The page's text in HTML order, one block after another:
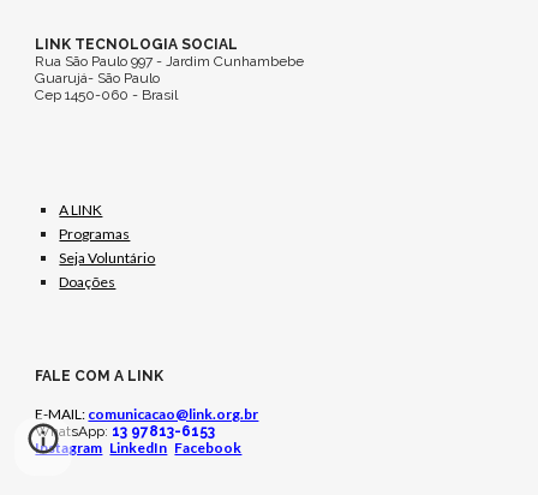
LINK TECNOLOGIA SOCIAL
Rua São Paulo 997 - Jardim Cunhambebe
Guarujá- São Paulo
Cep 1450-060 - Brasil
A LINK
Programas
Seja Voluntário
Doações
FALE COM A LINK
E-MAIL: comunicacao@link.org.br
WhatsApp: 13 97813-6153
Instagram LinkedIn Facebook